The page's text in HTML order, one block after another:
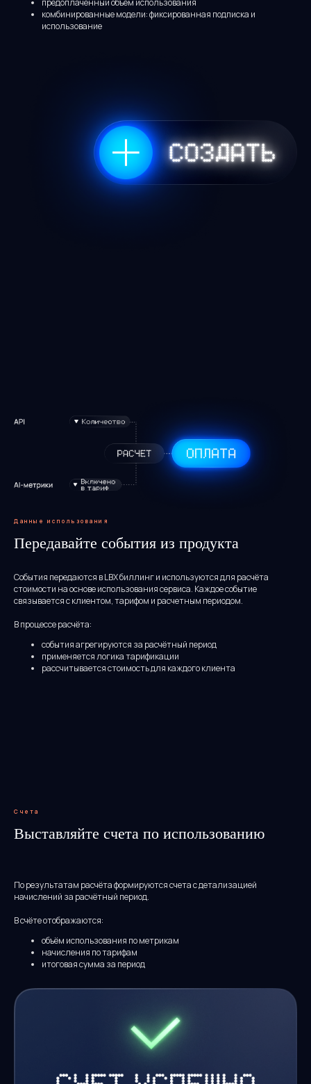
предоплаченный объём использования
комбинированные модели: фиксированная подписка и
использование
Данные использования
Передавайте события из продукта
События передаются в LBX биллинг и используются для расчёта
стоимости на основе использования сервиса. Каждое событие
связывается с клиентом, тарифом и расчетным периодом.
В процессе расчёта:
события агрегируются за расчётный период
применяется логика тарификации
рассчитывается стоимость для каждого клиента
Счета
Выставляйте счета по использованию
По результатам расчёта формируются счета с детализацией
начислений за расчётный период.
В счёте отображаются:
объём использования по метрикам
начисления по тарифам
итоговая сумма за период
начинать думать о
биллинге в AI-